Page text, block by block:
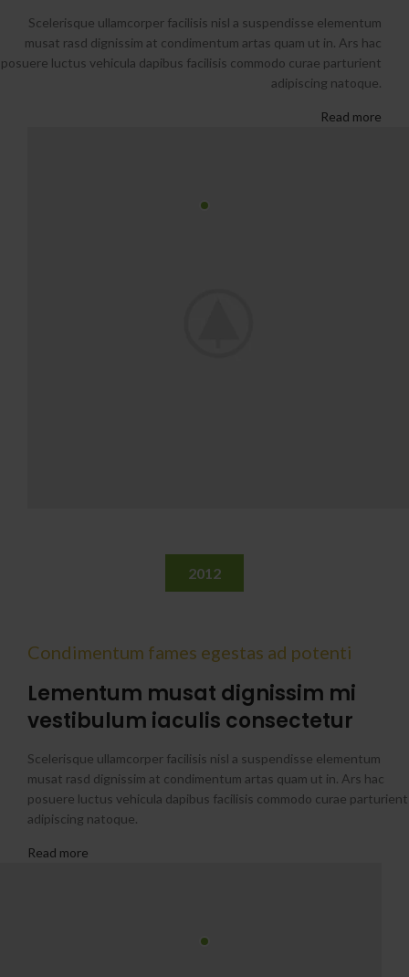
Scelerisque ullamcorper facilisis nisl a suspendisse elementum
musat rasd dignissim at condimentum artas quam ut in. Ars hac
posuere luctus vehicula dapibus facilisis commodo curae parturient
adipiscing natoque.
Read more
2012
Condimentum fames egestas ad potenti
Lementum musat dignissim mi
vestibulum iaculis consectetur
Scelerisque ullamcorper facilisis nisl a suspendisse elementum
musat rasd dignissim at condimentum artas quam ut in. Ars hac
posuere luctus vehicula dapibus facilisis commodo curae parturient
adipiscing natoque.
Read more